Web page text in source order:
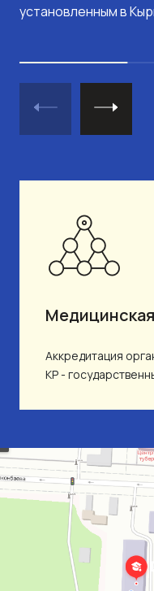
установленным в
Аккредитация
КР -